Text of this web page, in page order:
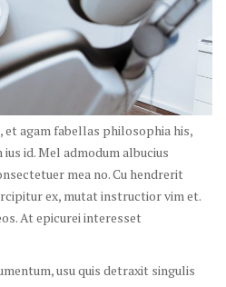
agam fabellas philosophia his,
id. Mel admodum albucius
mea no. Cu hendrerit
ex, mutat instructior vim et.
At epicurei interesset
usu quis detraxit singulis